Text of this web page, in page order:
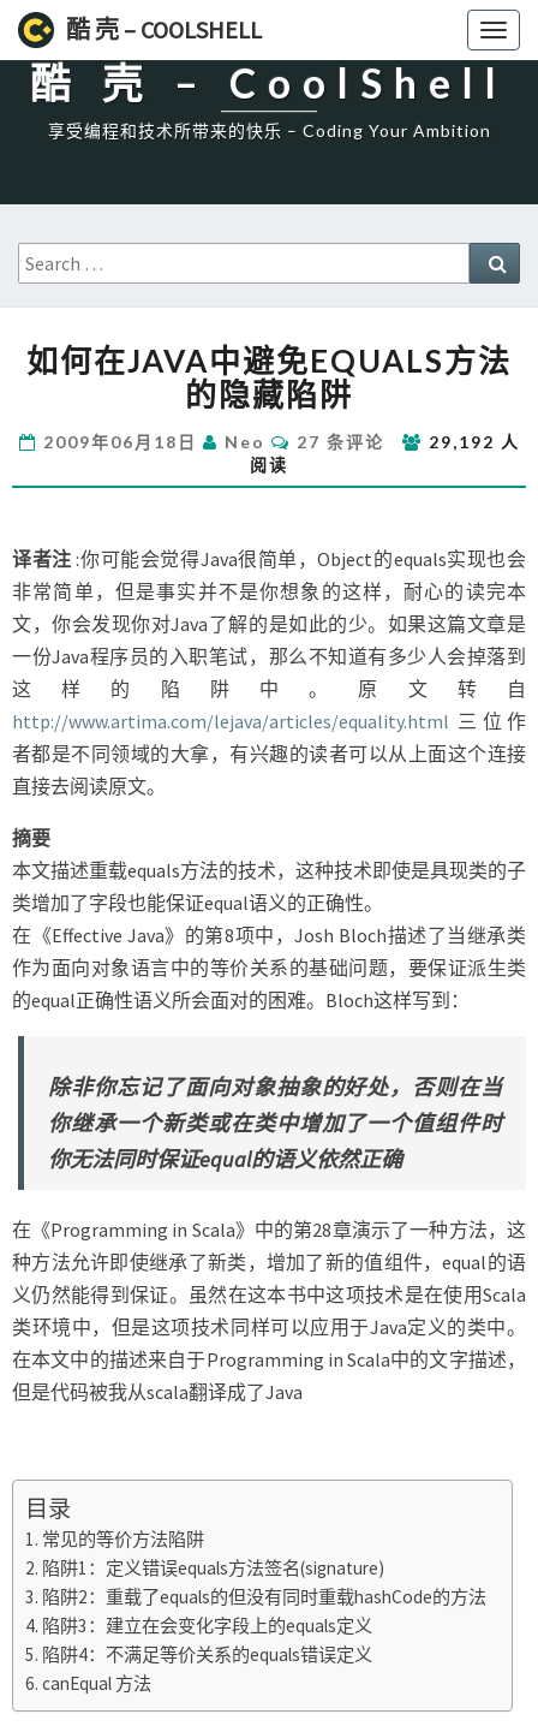
酷 壳 – COOLSHELL
High一下!
酷 壳 – CoolShell
享受编程和技术所带来的快乐 – Coding Your Ambition
Search
for:
何
在
JAVA
中
避
免
方
法
的
隐
藏
陷
阱
如何在JAVA中避免EQUALS方法
的隐藏陷阱
2009年06月18日 Neo
评
论
27 条评论
29,192 人
阅读
译者注 :你可能会觉得Java很简单，Object的equals实现也会
非常简单，但是事实并不是你想象的这样，耐心的读完本
文，你会发现你对Java了解的是如此的少。如果这篇文章是
一份Java程序员的入职笔试，那么不知道有多少人会掉落到
这样的陷阱中。原文转自
http://www.artima.com/lejava/articles/equality.html 三位作
者都是不同领域的大拿，有兴趣的读者可以从上面这个连接
直接去阅读原文。
摘要
本文描述重载equals方法的技术，这种技术即使是具现类的子
类增加了字段也能保证equal语义的正确性。
在《Effective Java》的第8项中，Josh Bloch描述了当继承类
作为面向对象语言中的等价关系的基础问题，要保证派生类
的equal正确性语义所会面对的困难。Bloch这样写到：
除非你忘记了面向对象抽象的好处，否则在当
你继承一个新类或在类中增加了一个值组件时
你无法同时保证equal的语义依然正确
在《Programming in Scala》中的第28章演示了一种方法，这
种方法允许即使继承了新类，增加了新的值组件，equal的语
义仍然能得到保证。虽然在这本书中这项技术是在使用Scala
类环境中，但是这项技术同样可以应用于Java定义的类中。
在本文中的描述来自于Programming in Scala中的文字描述，
但是代码被我从scala翻译成了Java
目录
常见的等价方法陷阱
陷阱1：定义错误equals方法签名(signature)
陷阱2：重载了equals的但没有同时重载hashCode的方法
陷阱3：建立在会变化字段上的equals定义
陷阱4：不满足等价关系的equals错误定义
canEqual 方法